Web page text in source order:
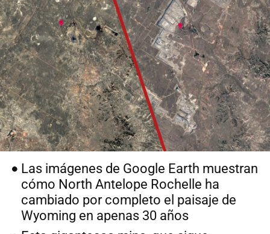
Las imágenes de Google Earth muestran
cómo North Antelope Rochelle ha
cambiado por completo el paisaje de
Wyoming en apenas 30 años